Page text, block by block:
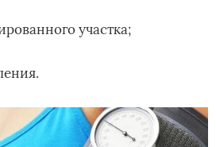
участка;